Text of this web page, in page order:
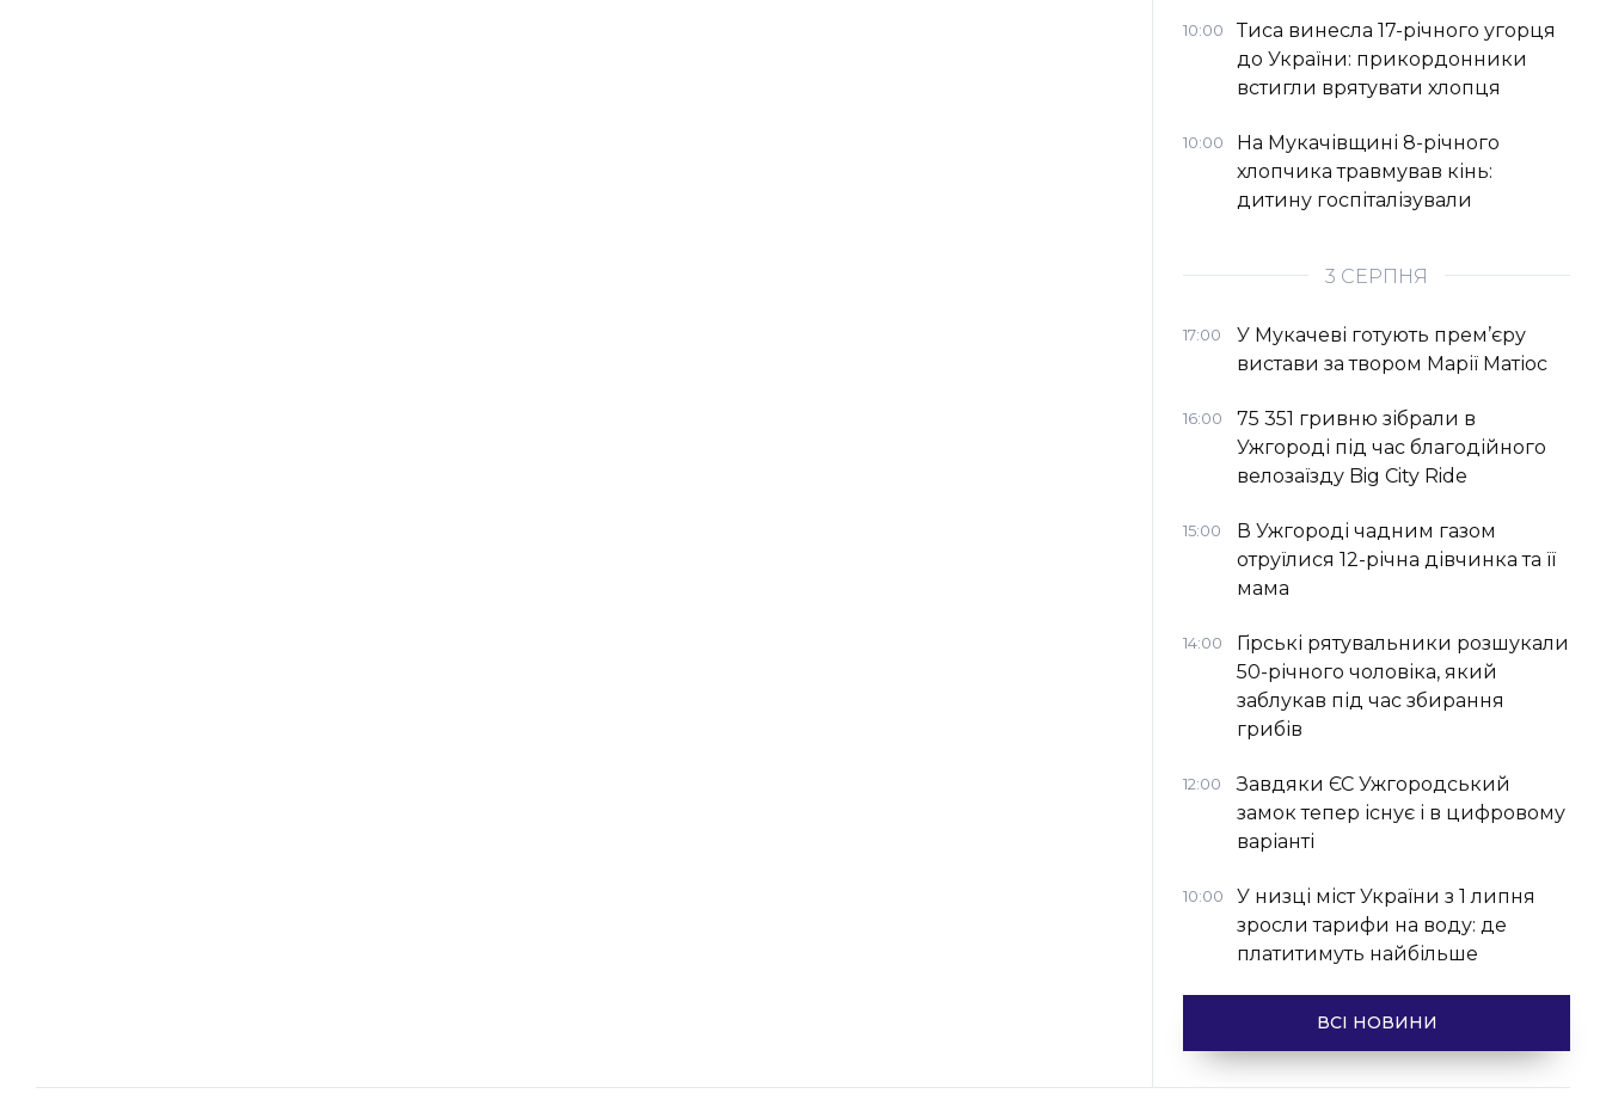
10:00
Тиса винесла 17-річного угорця
до України: прикордонники
встигли врятувати хлопця
10:00
На Мукачівщині 8-річного
хлопчика травмував кінь:
дитину госпіталізували
3 СЕРПНЯ
17:00
У Мукачеві готують прем’єру
вистави за твором Марії Матіос
16:00
75 351 гривню зібрали в
Ужгороді під час благодійного
велозаїзду Big Сity Ride
15:00
В Ужгороді чадним газом
отруїлися 12-річна дівчинка та її
мама
14:00
Гірські рятувальники розшукали
50-річного чоловіка, який
заблукав під час збирання
грибів
12:00
Завдяки ЄС Ужгородський
замок тепер існує і в цифровому
варіанті
10:00
У низці міст України з 1 липня
зросли тарифи на воду: де
платитимуть найбільше
ВСІ НОВИНИ